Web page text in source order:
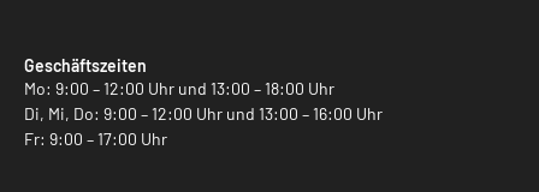
Geschäftszeiten
Mo: 9:00 – 12:00 Uhr und 13:00 – 18:00 Uhr
Di, Mi, Do: 9:00 – 12:00 Uhr und 13:00 – 16:00 Uhr
Fr: 9:00 – 17:00 Uhr